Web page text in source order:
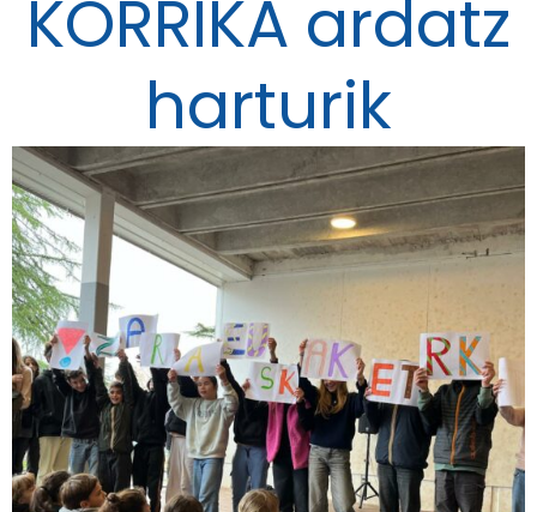
KORRIKA ardatz
harturik